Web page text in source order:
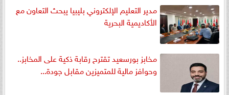
مدير التعليم الإلكتروني بليبيا يبحث التعاون مع
الأكاديمية البحرية
مخابز بورسعيد تقترح رقابة ذكية على المخابز..
وحوافز مالية للمتميزين مقابل جودة...